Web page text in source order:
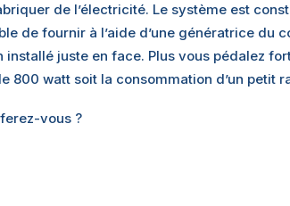
de l’électricité. Le système est
de fournir à l’aide d’une génératrice du
installé juste en face. Plus vous pédalez
800 watt soit la consommation d’un petit
vous ?